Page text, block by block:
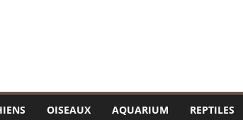
OISEAUX AQUARIUM REPTILES